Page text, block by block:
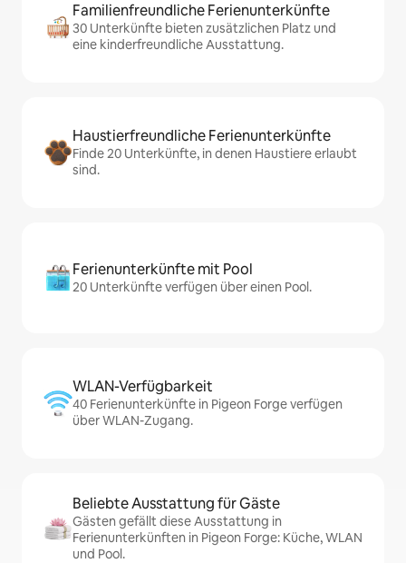
Familienfreundliche Ferienunterkünfte
30 Unterkünfte bieten zusätzlichen Platz und
eine kinderfreundliche Ausstattung.
Haustierfreundliche Ferienunterkünfte
Finde 20 Unterkünfte, in denen Haustiere erlaubt
sind.
Ferienunterkünfte mit Pool
20 Unterkünfte verfügen über einen Pool.
WLAN-Verfügbarkeit
40 Ferienunterkünfte in Pigeon Forge verfügen
über WLAN-Zugang.
Beliebte Ausstattung für Gäste
Gästen gefällt diese Ausstattung in
Ferienunterkünften in Pigeon Forge: Küche, WLAN
und Pool.